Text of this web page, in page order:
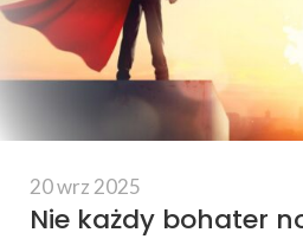
20 wrz 2025
Nie każdy bohater